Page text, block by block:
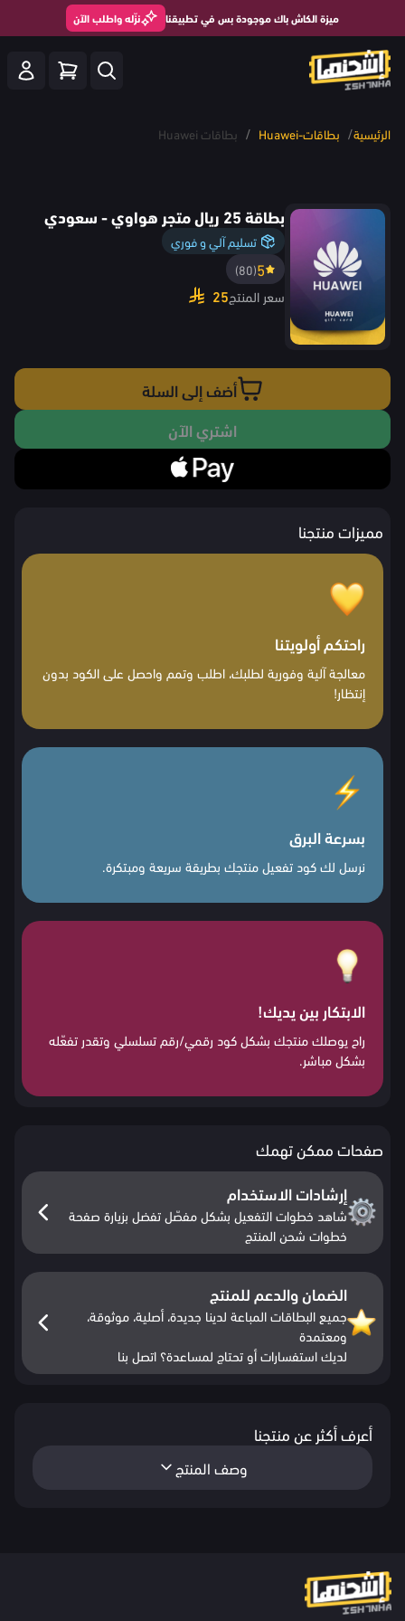
ميزة الكاش باك موجودة بس في تطبيقنا نزّله واطلب الآن
الرئيسية/ بطاقات-Huawei / بطاقات Huawei
بطاقة 25 ريال متجر هواوي - سعودي
تسليم آلي و فوري
5
(80)
سعر المنتج25
أضف إلى السلة
اشتري الآن
مميزات منتجنا
راحتكم أولويتنا
معالجة آلية وفورية لطلبك، اطلب وتمم واحصل على الكود بدون
إنتظار!
بسرعة البرق
نرسل لك كود تفعيل منتجك بطريقة سريعة ومبتكرة.
الابتكار بين يديك!
راح يوصلك منتجك بشكل كود رقمي/رقم تسلسلي وتقدر تفعّله
بشكل مباشر.
صفحات ممكن تهمك
إرشادات الاستخدام
شاهد خطوات التفعيل بشكل مفصّل تفضل بزيارة صفحة
خطوات شحن المنتج
الضمان والدعم للمنتج
جميع البطاقات المباعة لدينا جديدة، أصلية، موثوقة،
ومعتمدة
لديك استفسارات أو تحتاج لمساعدة؟ اتصل بنا
أعرف أكثر عن منتجنا
وصف المنتج